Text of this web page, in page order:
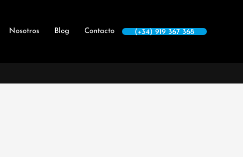
Nosotros Blog Contacto (+34) 919 367 368